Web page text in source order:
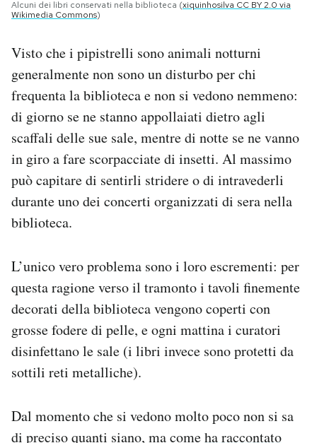
Alcuni dei libri conservati nella biblioteca (xiquinhosilva CC BY 2.0 via
Wikimedia Commons)
Visto che i pipistrelli sono animali notturni
generalmente non sono un disturbo per chi
frequenta la biblioteca e non si vedono nemmeno:
di giorno se ne stanno appollaiati dietro agli
scaffali delle sue sale, mentre di notte se ne vanno
in giro a fare scorpacciate di insetti. Al massimo
può capitare di sentirli stridere o di intravederli
durante uno dei concerti organizzati di sera nella
biblioteca.
L’unico vero problema sono i loro escrementi: per
questa ragione verso il tramonto i tavoli finemente
decorati della biblioteca vengono coperti con
grosse fodere di pelle, e ogni mattina i curatori
disinfettano le sale (i libri invece sono protetti da
sottili reti metalliche).
Dal momento che si vedono molto poco non si sa
di preciso quanti siano, ma comeha raccontato